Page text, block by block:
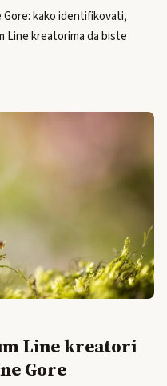
Gore: kako identifikovati,
Line kreatorima da biste
Line kreatori
Gore